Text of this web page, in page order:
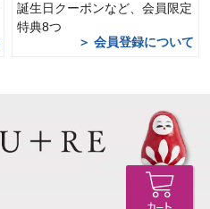
誕生日クーポンなど、会員限定
特典8つ
＞ 会員登録について